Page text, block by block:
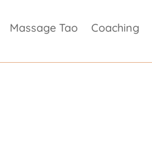
Massage Tao Coaching